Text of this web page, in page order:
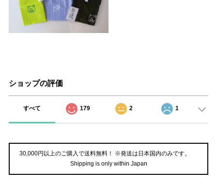
ショップの評価
すべて 179 2 1
30,000円以上のご購入で送料無料！ ※発送は日本国内のみです。
Shipping is only within Japan